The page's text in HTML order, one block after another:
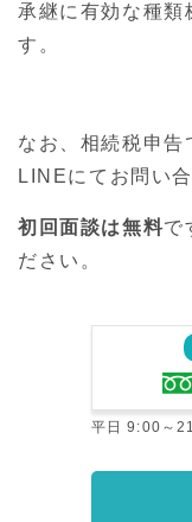
承継に有効な種類
す。
なお、相続税申告
LINEにてお問い
初回面談は無料で
ださい。
平日 9:00～